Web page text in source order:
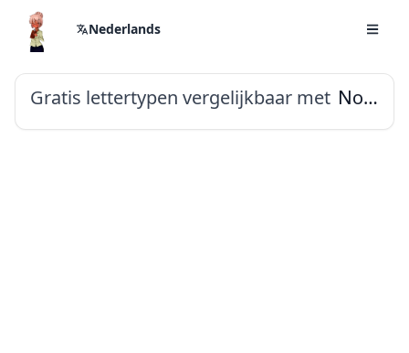
Nederlands
Gratis lettertypen vergelijkbaar met Noto Sans Mandaic